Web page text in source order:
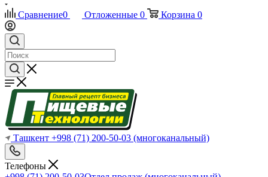
Сравнение0 Отложенные 0 Корзина 0
Ташкент +998 (71) 200-50-03 (многоканальный)
Телефоны